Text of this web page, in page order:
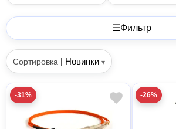
☰Фильтр
Сортировка | Новинки ▾
-31% -26%